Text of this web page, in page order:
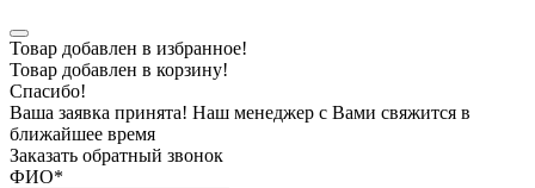
Товар добавлен в избранное!
Товар добавлен в корзину!
Спасибо!
Ваша заявка принята! Наш менеджер с Вами свяжится в
ближайшее время
Заказать обратный звонок
ФИО*